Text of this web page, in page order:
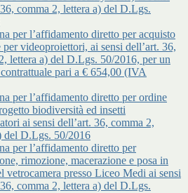
comma 2, lettera a) del D.Lgs.
per l’affidamento diretto per acquisto
per videoproiettori, ai sensi dell’art. 36,
lettera a) del D.Lgs. 50/2016, per un
pari a € 654,00 (IVA
per l’affidamento diretto per ordine
biodiversità ed insetti
ai sensi dell’art. 36, comma 2,
del D.Lgs. 50/2016
per l’affidamento diretto per
rimozione, macerazione e posa in
vetrocamera presso Liceo Medi ai sensi
comma 2, lettera a) del D.Lgs.